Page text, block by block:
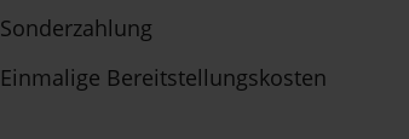
Sonderzahlung
Einmalige Bereitstellungskosten